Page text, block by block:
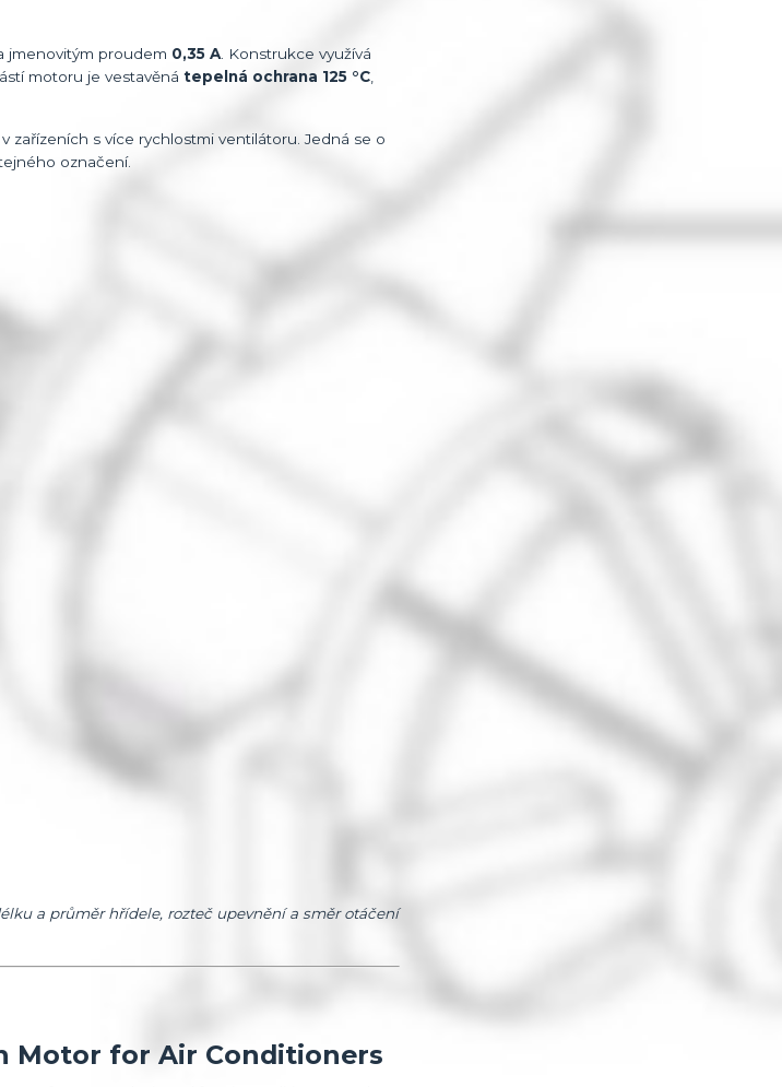
jmenovitým proudem 0,35 A . Konstrukce využívá
motoru je vestavěná tepelná ochrana 125 °C
zařízeních s více rychlostmi ventilátoru. Jedná se o
označení.
a průměr hřídele, rozteč upevnění a směr otáčení
Motor for Air Conditioners